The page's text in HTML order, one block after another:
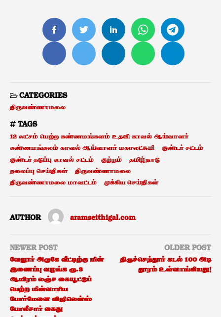
CATEGORIES
திருவண்ணாமலை
TAGS
12 லட்சம் பெற்ற கண்ணமங்களம் உதவி காவல் ஆய்வாளர்
கண்ணமங்கலம் காவல் ஆய்வாளர் மகாலட்சுமி
குண்டர் சட்டம்
குண்டர் தடுப்பு காவல் சட்டம்
குற்றம்
தமிழ்நாடு
தலைப்பு செய்திகள்
திருவண்ணாமலை
திருவண்ணாமலை மாவட்டம்
முக்கிய செய்திகள்
AUTHOR aramseithigal.com
NEWER POST
வேலூர் அருகே வீட்டிற்கு மின்
இணைப்பு வழங்க ரூ.3
ஆயிரம் லஞ்ச கையூட்டுப்
பெற்ற மின்வாரிய
போர்மேனை விஜிலென்ஸ்
போலீசார் கைது
OLDER POST
திருச்செந்தூர் கடல் 100 அடி
தூரம் உள்வாங்கியது!